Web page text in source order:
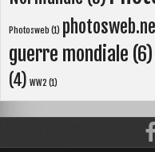
Photosweb (1)
guerre mondiale (6)
(4) WW2 (1)